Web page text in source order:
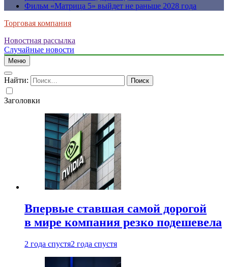
Фильм «Матрица 5» выйдет не раньше 2028 года
Торговая компания
Новостная рассылка
Случайные новости
Меню
Найти:
Заголовки
Впервые ставшая самой дорогой
в мире компания резко подешевела
2 года спустя2 года спустя